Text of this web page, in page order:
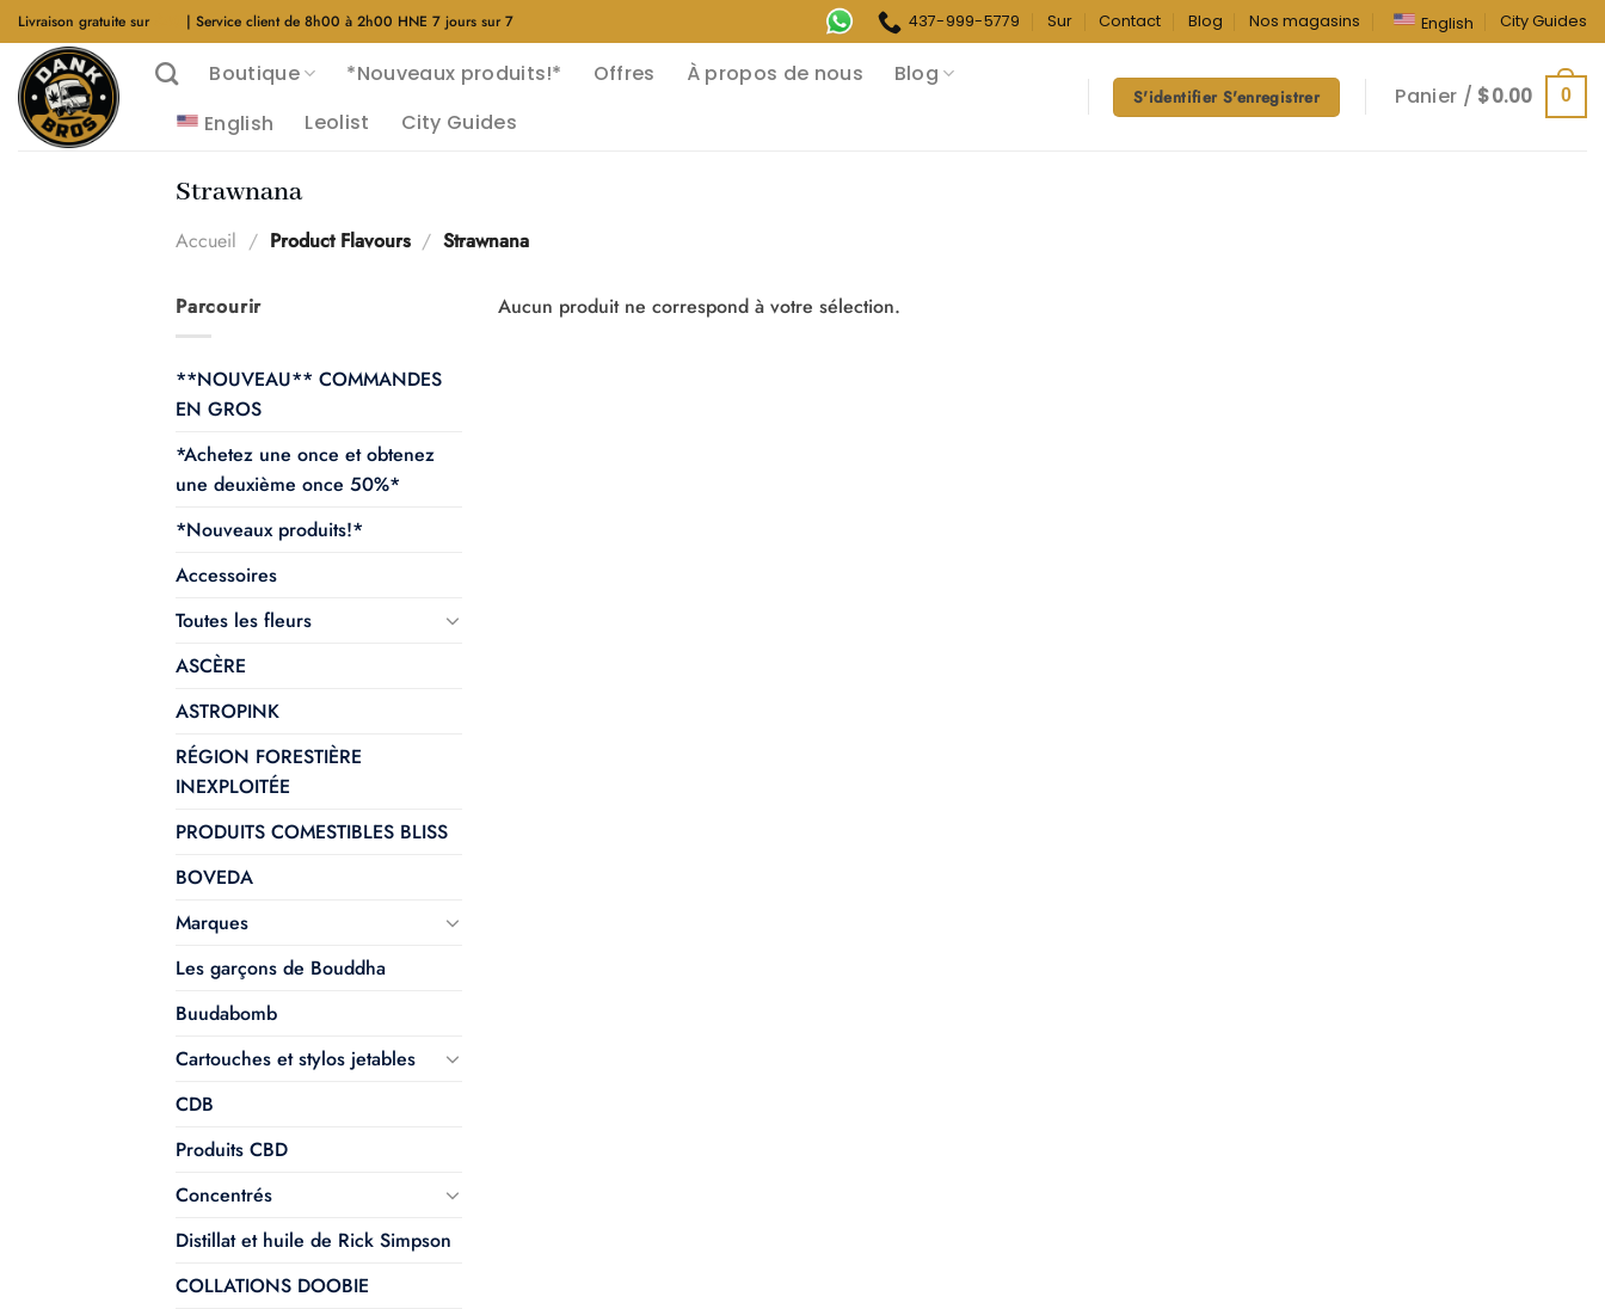
Aller
au
contenu
Livraison gratuite sur | Service client de 8h00 à 2h00 HNE 7 jours sur 7 437-999-5779 Sur Contact Blog Nos magasins English City Guides
Boutique *Nouveaux produits!* Offres À propos de nous
Blog
English
Leolist City Guides
S'identifier S'enregistrer Panier / $0.00 0
Strawnana
Accueil / Product Flavours / Strawnana
Parcourir
**NOUVEAU** COMMANDES
EN GROS
*Achetez une once et obtenez
une deuxième once 50%*
*Nouveaux produits!*
Accessoires
Toutes les fleurs
ASCÈRE
ASTROPINK
RÉGION FORESTIÈRE
INEXPLOITÉE
PRODUITS COMESTIBLES BLISS
BOVEDA
Marques
Les garçons de Bouddha
Buudabomb
Cartouches et stylos jetables
CDB
Produits CBD
Concentrés
Distillat et huile de Rick Simpson
COLLATIONS DOOBIE
Aucun produit ne correspond à votre sélection.